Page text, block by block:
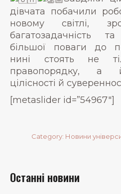
дівчата побачили
новому світлі,
багатозадачність
більшої поваги до
нині стоять не
правопорядку, а й
цілісності й
[metaslider id=”54967″]
Category: Новини
Останні новини